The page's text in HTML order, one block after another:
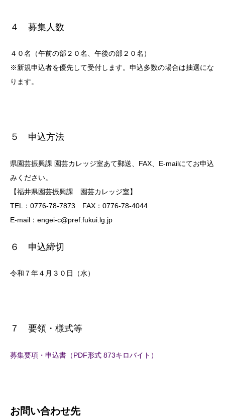
４ 募集人数
４０名（午前の部２０名、午後の部２０名）
※新規申込者を優先して受付します。申込多数の場合は抽選にな
ります。
５ 申込方法
県園芸振興課 園芸カレッジ室あて郵送、FAX、E-mailにてお申込
みください。
【福井県園芸振興課 園芸カレッジ室】
TEL：0776-78-7873 FAX：0776-78-4044
E-mail：engei-c@pref.fukui.lg.jp
６ 申込締切
令和７年４月３０日（水）
７ 要領・様式等
募集要項・申込書（PDF形式 873キロバイト）
お問い合わせ先